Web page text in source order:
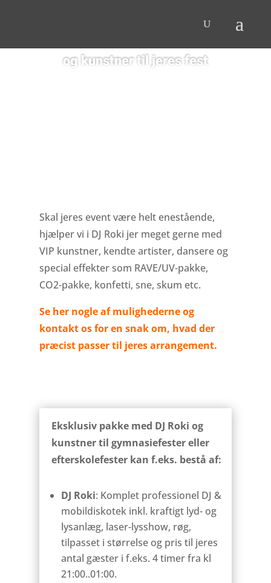
DJ ROKI
og kunstner til jeres fest
Skal jeres event være helt enestående,
hjælper vi i DJ Roki jer meget gerne med
VIP kunstner, kendte artister, dansere og
special effekter som RAVE/UV-pakke,
CO2-pakke, konfetti, sne, skum etc.
Se her nogle af mulighederne og
kontakt os for en snak om, hvad der
præcist passer til jeres arrangement.
Eksklusiv pakke med DJ Roki og
kunstner til gymnasiefester eller
efterskolefester kan f.eks. bestå af:
DJ Roki: Komplet professionel DJ &
mobildiskotek inkl. kraftigt lyd- og
lysanlæg, laser-lysshow, røg,
tilpasset i størrelse og pris til jeres
antal gæsteri f.eks. 4 timer fra kl
21:00..01:00.